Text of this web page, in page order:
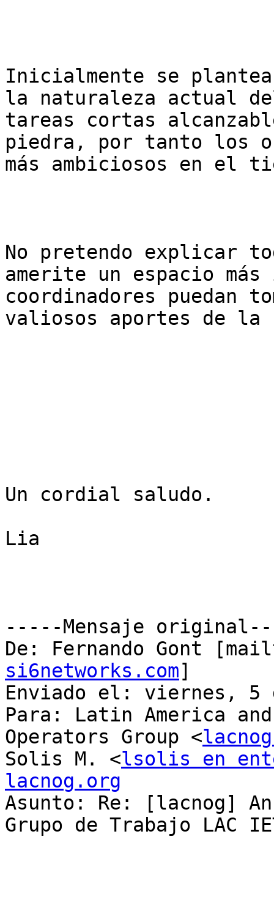
Inicialmente se
la naturaleza actual
tareas cortas
piedra, por tanto los
más ambiciosos en el
No pretendo explicar
amerite un espacio
coordinadores puedan
valiosos aportes de la
Un cordial saludo.
Lia
-----Mensaje
De: Fernando Gont
si6networks.com]
Enviado el: viernes, 5
Para: Latin America
Operators Group <
Solis M. <lsolis en
lacnog.org
Asunto: Re: [lacnog]
Grupo de Trabajo LAC